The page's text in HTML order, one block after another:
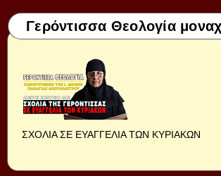
Γερόντισσα Θεολογία
ΣΧΟΛΙΑ ΣΕ ΕΥΑΓΓΕΛΙΑ ΤΩΝ ΚΥΡΙΑΚΩΝ